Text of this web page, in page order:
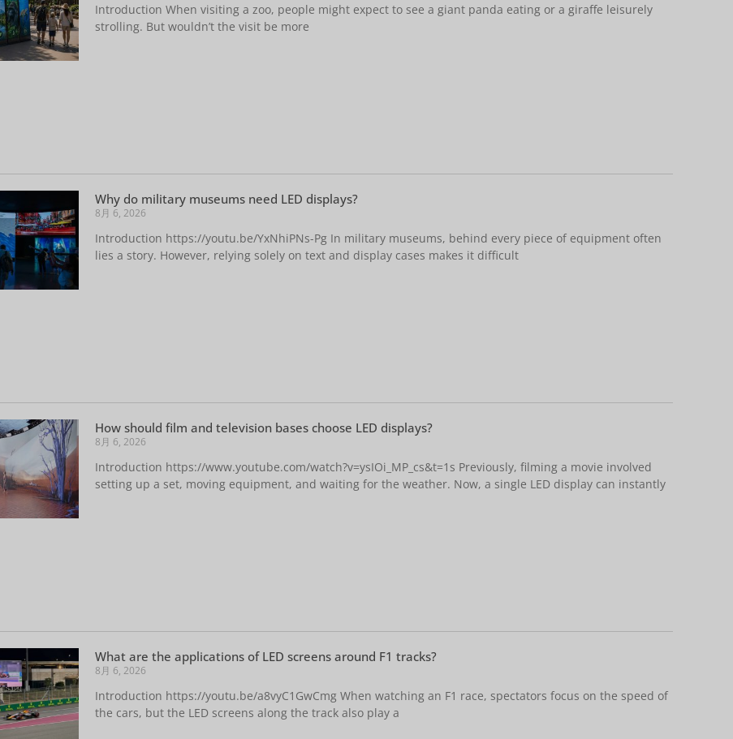
Introduction When visiting a zoo, people might expect to see a giant panda eating or a giraffe leisurely
strolling. But wouldn’t the visit be more
Why do military museums need LED displays?
8月 6, 2026
Introduction https://youtu.be/YxNhiPNs-Pg In military museums, behind every piece of equipment often
lies a story. However, relying solely on text and display cases makes it difficult
How should film and television bases choose LED displays?
8月 6, 2026
Introduction https://www.youtube.com/watch?v=ysIOi_MP_cs&t=1s Previously, filming a movie involved
setting up a set, moving equipment, and waiting for the weather. Now, a single LED display can instantly
What are the applications of LED screens around F1 tracks?
8月 6, 2026
Introduction https://youtu.be/a8vyC1GwCmg When watching an F1 race, spectators focus on the speed of
the cars, but the LED screens along the track also play a